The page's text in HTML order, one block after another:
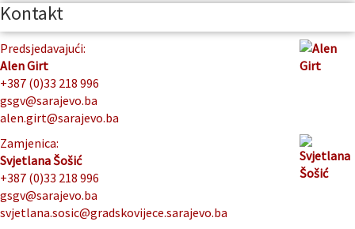
Kontakt
Predsjedavajući:
Alen Girt
+387 (0)33 218 996
gsgv@sarajevo.ba
alen.girt@sarajevo.ba
Zamjenica:
Svjetlana Šošić
+387 (0)33 218 996
gsgv@sarajevo.ba
svjetlana.sosic@gradskovijece.sarajevo.ba